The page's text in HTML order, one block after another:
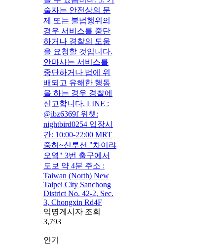
술자는 안전상의 문
제 또는 불법행위의
경우 서비스를 중단
하거나 경찰의 도움
을 요청할 것입니다.
안마사는 서비스를
중단하거나 법에 위
배되고 유해한 행동
을 하는 경우 경찰에
신고합니다. LINE :
@ibz6369f 위챗:
nightbird0254 입장시
간: 10:00-22:00 MRT
중허~신루선 "차이랴
오역" 3번 출구에서
도보 약 4분 주소 :
Taiwan (North) New
Taipei City Sanchong
District No. 42-2, Sec.
3, Chongxin Rd4F
익명게시자 조회
3,793
인기